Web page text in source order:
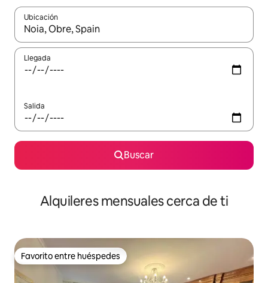
Ubicación
Cuando los resultados estén disponibles, navega con las
Llegada
Salida
Buscar
Alquileres mensuales cerca de ti
Favorito entre huéspedes
Favorito entre huéspedes